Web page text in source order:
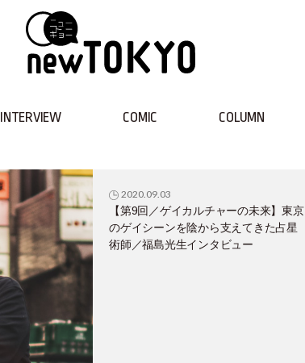
INTERVIEW COMIC COLUMN
2020.09.03
【第9回／ゲイカルチャーの未来】東京
のゲイシーンを陰から支えてきた占星
術師／福島光生インタビュー